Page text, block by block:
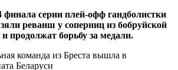
финала серии плей-офф гандболистки
реванш у соперниц из бобруйской
продолжат борьбу за медали.